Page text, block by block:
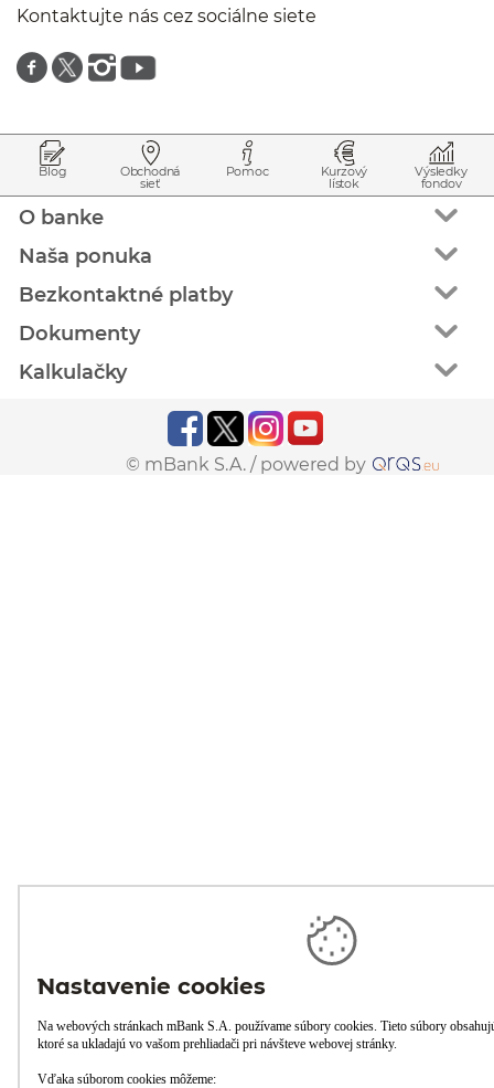
Kontaktujte nás cez sociálne siete
Znajdź nas na facebooku
Znajdź nas na twitterze
Znajdź nas na instagramie
Znajdź nas na youtube
Prejsť na začiatok stránky
Preskočiť na začiatok obsahu
Blog Obchodná
sieť
Pomoc Kurzový
lístok
Výsledky
fondov
O banke
Naša ponuka
Bezkontaktné platby
Dokumenty
Kalkulačky
© mBank S.A. / powered by